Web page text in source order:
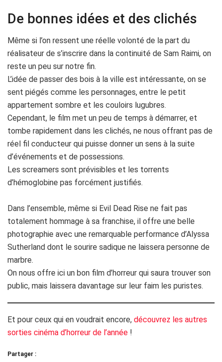
De bonnes idées et des clichés
Même si l’on ressent une réelle volonté de la part du
réalisateur de s’inscrire dans la continuité de Sam Raimi, on
reste un peu sur notre fin.
L’idée de passer des bois à la ville est intéressante, on se
sent piégés comme les personnages, entre le petit
appartement sombre et les couloirs lugubres.
Cependant, le film met un peu de temps à démarrer, et
tombe rapidement dans les clichés, ne nous offrant pas de
réel fil conducteur qui puisse donner un sens à la suite
d’événements et de possessions.
Les screamers sont prévisibles et les torrents
d’hémoglobine pas forcément justifiés.
Dans l’ensemble, même si Evil Dead Rise ne fait pas
totalement hommage à sa franchise, il offre une belle
photographie avec une remarquable performance d’Alyssa
Sutherland dont le sourire sadique ne laissera personne de
marbre.
On nous offre ici un bon film d’horreur qui saura trouver son
public, mais laissera davantage sur leur faim les puristes.
Et pour ceux qui en voudrait encore, découvrez les autres
sorties cinéma d’horreur de l’année !
Partager :